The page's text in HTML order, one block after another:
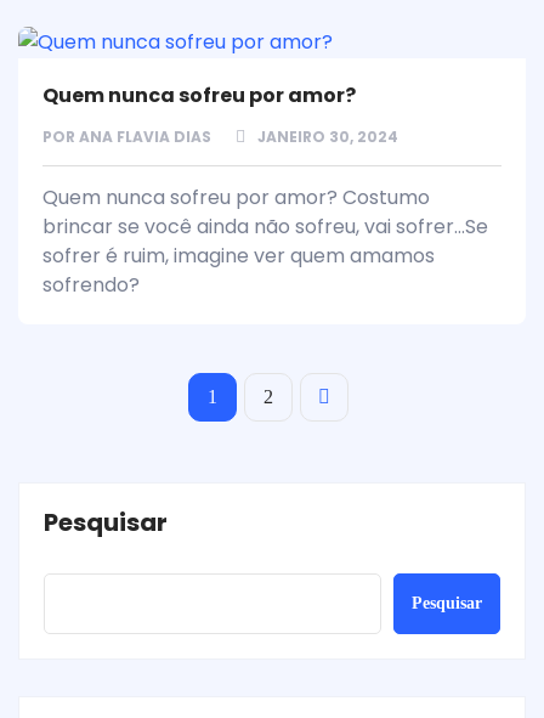
Quem nunca sofreu por amor?
POR ANA FLAVIA DIAS JANEIRO 30, 2024
Quem nunca sofreu por amor? Costumo
brincar se você ainda não sofreu, vai sofrer...Se
sofrer é ruim, imagine ver quem amamos
sofrendo?
1 2
Pesquisar
Pesquisar